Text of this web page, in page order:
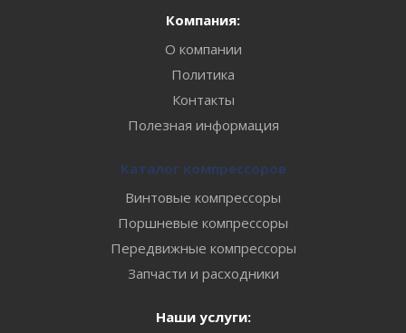
Компания:
О компании
Политика
Контакты
Полезная информация
Каталог компрессоров
Винтовые компрессоры
Поршневые компрессоры
Передвижные компрессоры
Запчасти и расходники
Наши услуги: